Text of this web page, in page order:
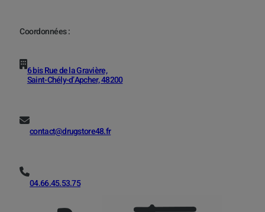
Coordonnées :
6 bis Rue de la Gravière,
Saint-Chély-d’Apcher, 48200
contact@drugstore48.fr
04.66.45.53.75